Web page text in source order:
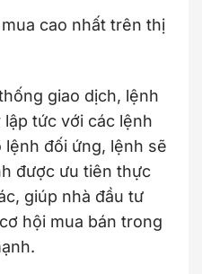
cao nhất trên thị
giao dịch, lệnh
tức với các lệnh
đối ứng, lệnh sẽ
được ưu tiên thực
giúp nhà đầu tư
hội mua bán trong